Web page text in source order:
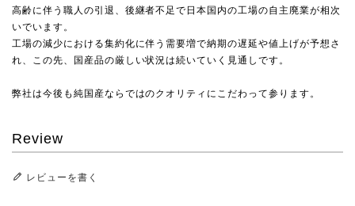
高齢に伴う職人の引退、後継者不足で日本国内の工場の自主廃業が相次
いでいます。
工場の減少における集約化に伴う需要増で納期の遅延や値上げが予想さ
れ、この先、国産品の厳しい状況は続いていく見通しです。
弊社は今後も純国産ならではのクオリティにこだわって参ります。
Review
レビューを書く